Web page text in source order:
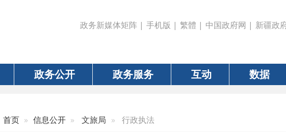
政务新媒体矩阵 | 手机版| 繁體 | 中国政府网| 新疆政府网| 克州政府网 |
政务公开 政务服务 互动 数据 网站地图